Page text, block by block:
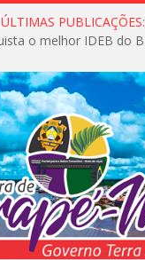
ÚLTIMAS PUBLICAÇÕES: